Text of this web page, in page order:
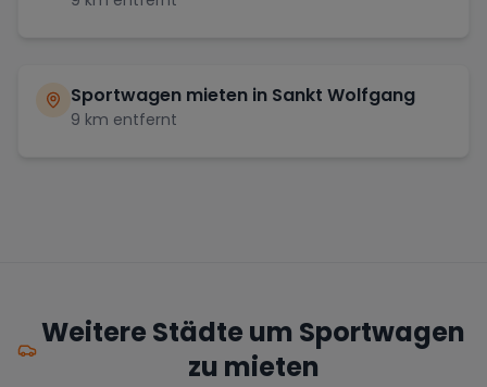
Sportwagen mieten in Sankt Wolfgang
9 km entfernt
Weitere Städte um Sportwagen
zu mieten